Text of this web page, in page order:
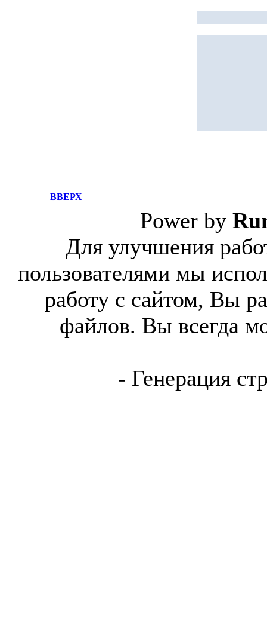
ВВЕРХ
Power by
Для улучшения
пользователями мы
работу с сайтом, Вы
файлов. Вы всегда
- Генерация